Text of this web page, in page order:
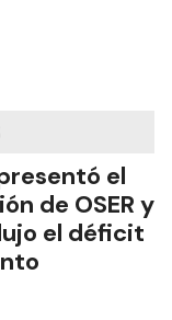
el
de OSER y
el déficit